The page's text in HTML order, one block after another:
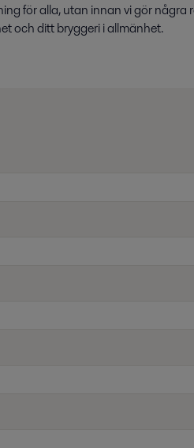
för alla, utan innan vi gör
och ditt bryggeri i allmänhet.